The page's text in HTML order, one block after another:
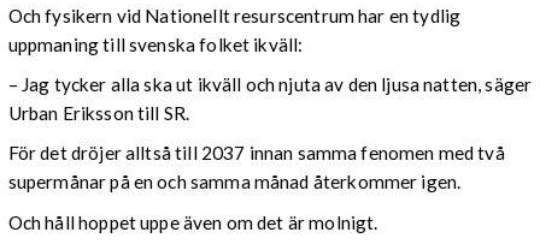
Och fysikern vid Nationellt resurscentrum har en tydlig
uppmaning till svenska folket ikväll:
– Jag tycker alla ska ut ikväll och njuta av den ljusa natten, säger
Urban Eriksson till SR.
För det dröjer alltså till 2037 innan samma fenomen med två
supermånar på en och samma månad återkommer igen.
Och håll hoppet uppe även om det är molnigt.